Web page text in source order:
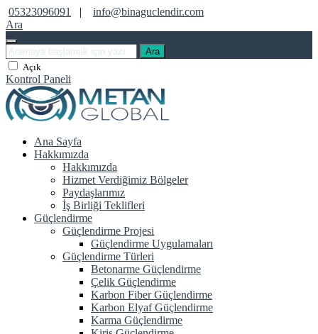
05323096091 |
info@binaguclendir.com
Ara
Ara
Açık
Kontrol Paneli
Ana Sayfa
Hakkımızda
Hakkımızda
Hizmet Verdiğimiz Bölgeler
Paydaşlarımız
İş Birliği Teklifleri
Güçlendirme
Güçlendirme Projesi
Güçlendirme Uygulamaları
Güçlendirme Türleri
Betonarme Güçlendirme
Çelik Güçlendirme
Karbon Fiber Güçlendirme
Karbon Elyaf Güçlendirme
Karma Güçlendirme